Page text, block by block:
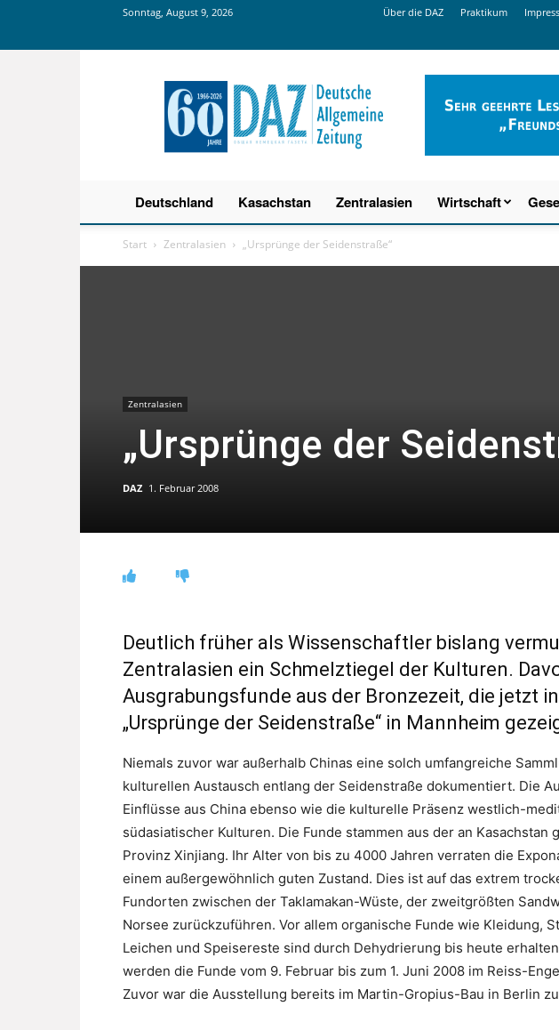
Sonntag, August 9, 2026 Über die DAZ Praktikum
Deutsche
Allgemeine
Zeitung
Deutschland Kasachstan Zentralasien Wirtschaft
Start Zentralasien „Ursprünge der Seidenstraße“
Zentralasien
„Ursprünge der
DAZ 1. Februar 2008
Deutlich früher als Wissenschaftler bislang
Zentralasien ein Schmelztiegel der Kulturen.
Ausgrabungsfunde aus der Bronzezeit, die jetzt
„Ursprünge der Seidenstraße“ in Mannheim
Niemals zuvor war außerhalb Chinas eine solch umfangreiche
kulturellen Austausch entlang der Seidenstraße dokumentiert. Die
Einflüsse aus China ebenso wie die kulturelle Präsenz westlich-
südasiatischer Kulturen. Die Funde stammen aus der an Kasachstan
Provinz Xinjiang. Ihr Alter von bis zu 4000 Jahren verraten die
einem außergewöhnlich guten Zustand. Dies ist auf das extrem
Fundorten zwischen der Taklamakan-Wüste, der zweitgrößten
Norsee zurückzuführen. Vor allem organische Funde wie Kleidung,
Leichen und Speisereste sind durch Dehydrierung bis heute
werden die Funde vom 9. Februar bis zum 1. Juni 2008 im Reiss-
Zuvor war die Ausstellung bereits im Martin-Gropius-Bau in Berlin